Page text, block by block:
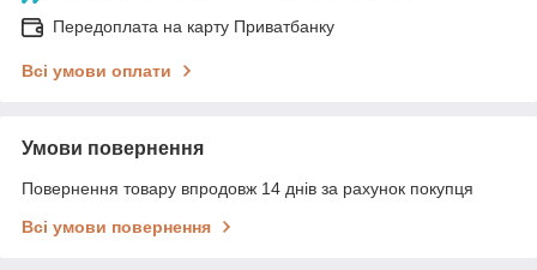
Передоплата на карту Приватбанку
Всі умови оплати
Умови повернення
Повернення товару впродовж 14 днів за рахунок покупця
Всі умови повернення